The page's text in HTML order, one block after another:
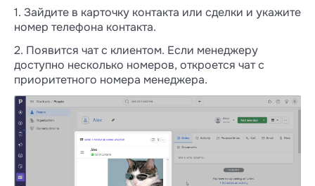
1. Зайдите в карточку контакта или сделки и укажите
номер телефона контакта.
2. Появится чат с клиентом. Если менеджеру
доступно несколько номеров, откроется чат с
приоритетного номера менеджера.